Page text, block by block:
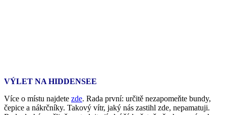
VÝLET NA HIDDENSEE
Více o místu najdete zde. Rada první: určitě nezapomeňte bundy,
čepice a nákrčníky. Takový vítr, jaký nás zastihl zde, nepamatuji.